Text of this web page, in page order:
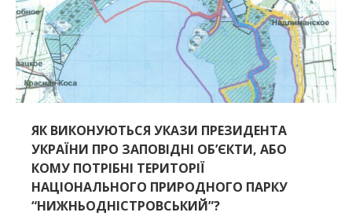
ЯК ВИКОНУЮТЬСЯ УКАЗИ ПРЕЗИДЕНТА
УКРАЇНИ ПРО ЗАПОВІДНІ ОБ’ЄКТИ, АБО
КОМУ ПОТРІБНІ ТЕРИТОРІЇ
НАЦІОНАЛЬНОГО ПРИРОДНОГО ПАРКУ
“НИЖНЬОДНІСТРОВСЬКИЙ”?